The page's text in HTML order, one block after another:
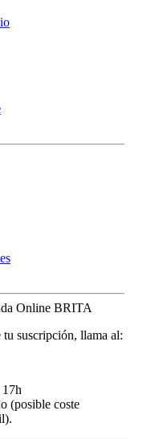
Online BRITA
tu suscripción, llama al:
(posible coste